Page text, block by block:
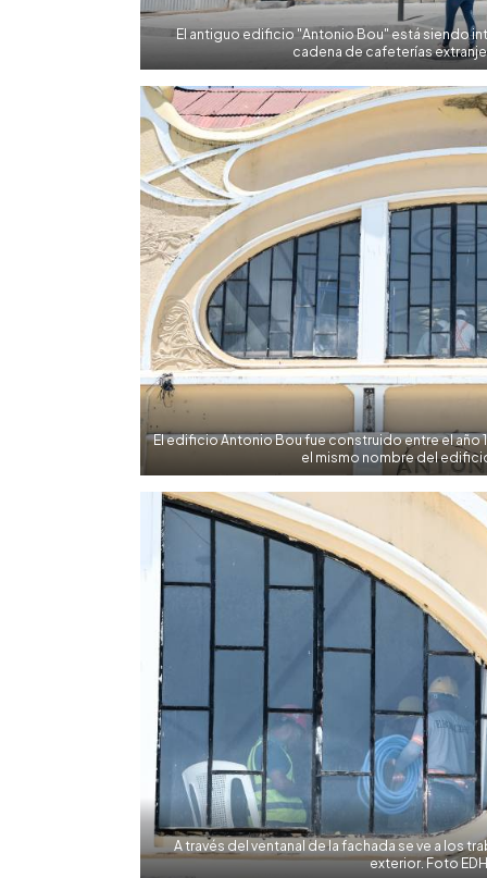
El antiguo edificio "Antonio Bou" está siendo
cadena de cafeterías
El edificio Antonio Bou fue construido entre el año
el mismo nombre del
A través del ventanal de la fachada se ve a los
exterior. Foto